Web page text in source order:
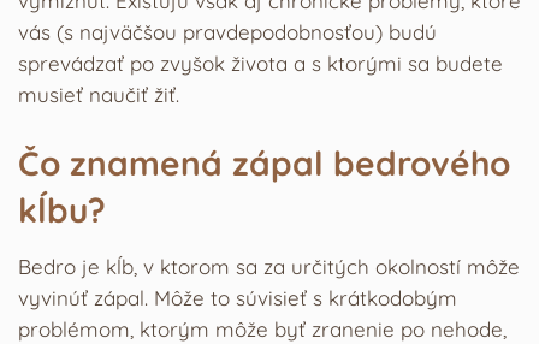
vás (s najväčšou pravdepodobnosťou) budú
sprevádzať po zvyšok života a s ktorými sa budete
musieť naučiť žiť.
Čo znamená zápal bedrového
kĺbu?
Bedro je kĺb, v ktorom sa za určitých okolností môže
vyvinúť zápal. Môže to súvisieť s krátkodobým
problémom, ktorým môže byť zranenie po nehode,